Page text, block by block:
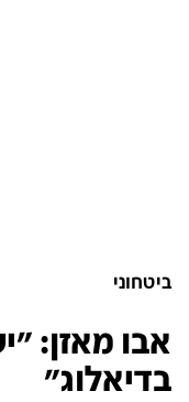
ביטחוני
אבו מאזן:
בדיאלוג"